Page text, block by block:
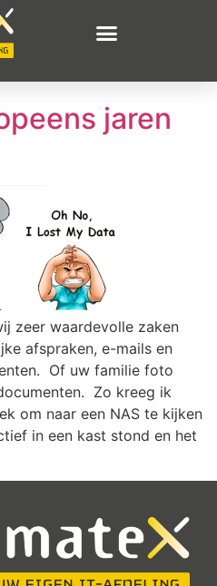
2020
jaren
zeer waardevolle zaken
afspraken, e-mails en
Of uw familie foto
Zo kreeg ik
om naar een NAS te kijken
in een kast stond en het